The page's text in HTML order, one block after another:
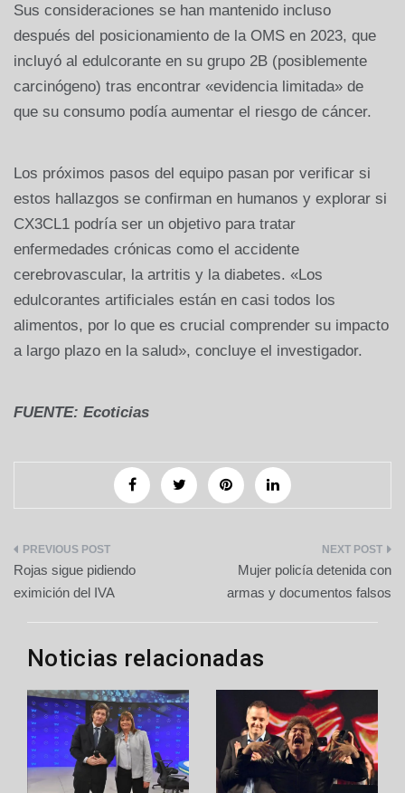
Sus consideraciones se han mantenido incluso
después del posicionamiento de la OMS en 2023, que
incluyó al edulcorante en su grupo 2B (posiblemente
carcinógeno) tras encontrar «evidencia limitada» de
que su consumo podía aumentar el riesgo de cáncer.
Los próximos pasos del equipo pasan por verificar si
estos hallazgos se confirman en humanos y explorar si
CX3CL1 podría ser un objetivo para tratar
enfermedades crónicas como el accidente
cerebrovascular, la artritis y la diabetes. «Los
edulcorantes artificiales están en casi todos los
alimentos, por lo que es crucial comprender su impacto
a largo plazo en la salud», concluye el investigador.
FUENTE: Ecoticias
Navegación
de
entradas
Rojas sigue pidiendo
eximición del IVA
Mujer policía detenida con
armas y documentos falsos
Noticias relacionadas